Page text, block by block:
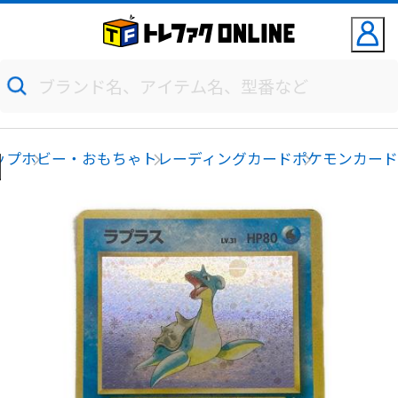
プホビー・おもちゃ トレーディングカードポケモンカード